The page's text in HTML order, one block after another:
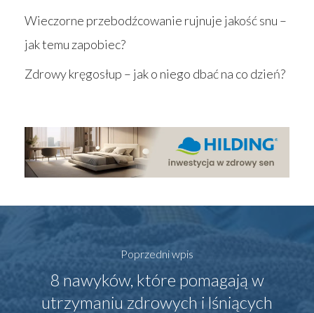
Wieczorne przebodźcowanie rujnuje jakość snu –
jak temu zapobiec?
Zdrowy kręgosłup – jak o niego dbać na co dzień?
Poprzedni wpis
8 nawyków, które pomagają w
utrzymaniu zdrowych i lśniących